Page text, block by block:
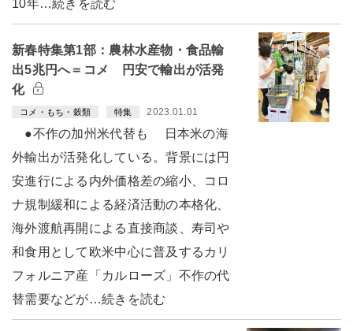
10年…続きを読む
新春特集第1部：農林水産物・食品輸
出5兆円へ＝コメ 円安で輸出が活発
化
コメ・もち・穀類 特集 2023.01.01
●不作の加州米代替も 日本米の海
外輸出が活発化している。背景には円
安進行による内外価格差の縮小、コロ
ナ規制緩和による経済活動の本格化、
海外渡航再開による直接商談、寿司や
和食用として欧米中心に普及するカリ
フォルニア産「カルローズ」不作の代
替需要などが…続きを読む